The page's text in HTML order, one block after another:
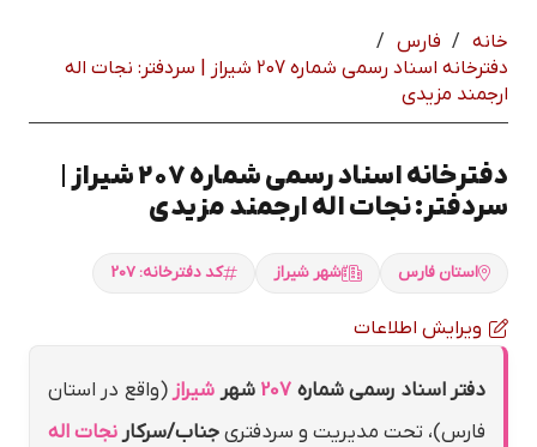
خانه / فارس /
دفترخانه اسناد رسمی شماره 207 شيراز | سردفتر: نجات اله
ارجمند مزيدي
دفترخانه اسناد رسمی شماره 207 شيراز |
سردفتر: نجات اله ارجمند مزيدي
استان فارس شهر شيراز کد دفترخانه: 207
ویرایش اطلاعات
دفتر اسناد رسمی شماره 207 شهر شيراز(واقع در استان
فارس)، تحت مدیریت و سردفتریجناب/سرکارنجات اله